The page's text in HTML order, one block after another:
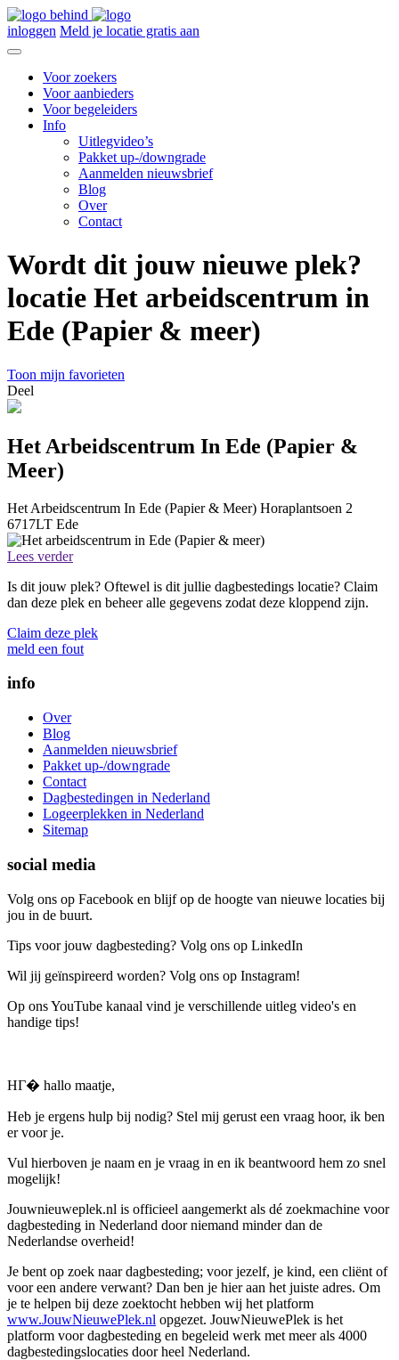
inloggen Meld je locatie gratis aan
Voor zoekers
Voor aanbieders
Voor begeleiders
Info
Uitlegvideo’s
Pakket up-/downgrade
Aanmelden nieuwsbrief
Blog
Over
Contact
Wordt dit jouw nieuwe plek?
locatie Het arbeidscentrum in
Ede (Papier & meer)
Toon mijn favorieten
Deel
Het Arbeidscentrum In Ede (Papier &
Meer)
Het Arbeidscentrum In Ede (Papier & Meer) Horaplantsoen 2
6717LT Ede
Lees verder
Is dit jouw plek? Oftewel is dit jullie dagbestedings locatie? Claim
dan deze plek en beheer alle gegevens zodat deze kloppend zijn.
Claim deze plek
meld een fout
info
Over
Blog
Aanmelden nieuwsbrief
Pakket up-/downgrade
Contact
Dagbestedingen in Nederland
Logeerplekken in Nederland
Sitemap
social media
Volg ons op Facebook en blijf op de hoogte van nieuwe locaties bij
jou in de buurt.
Tips voor jouw dagbesteding? Volg ons op LinkedIn
Wil jij geïnspireerd worden? Volg ons op Instagram!
Op ons YouTube kanaal vind je verschillende uitleg video's en
handige tips!
HГ� hallo maatje,
Heb je ergens hulp bij nodig? Stel mij gerust een vraag hoor, ik ben
er voor je.
Vul hierboven je naam en je vraag in en ik beantwoord hem zo snel
mogelijk!
Jouwnieuweplek.nl is officieel aangemerkt als dé zoekmachine voor
dagbesteding in Nederland door niemand minder dan de
Nederlandse overheid!
Je bent op zoek naar dagbesteding; voor jezelf, je kind, een cliënt of
voor een andere verwant? Dan ben je hier aan het juiste adres. Om
je te helpen bij deze zoektocht hebben wij het platform
www.JouwNieuwePlek.nl opgezet. JouwNieuwePlek is het
platform voor dagbesteding en begeleid werk met meer als 4000
dagbestedingslocaties door heel Nederland.